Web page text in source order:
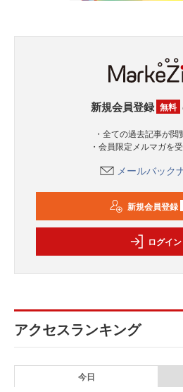
新規会員登録 無料
・全ての過去記事が閲
・会員限定メルマガを
メールバック
新規会員登録
ログイン
アクセスランキング
今日